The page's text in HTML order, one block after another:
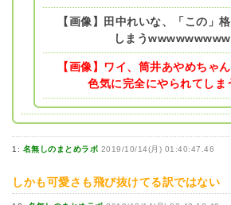
【画像】田中れいな、「この」
しまう
【画像】ワイ、筒井あやめちゃ
色気に完全にやられてし
1: 名無しのまとめラボ 2019/10/14(月) 01:40:47.46
しかも可愛さも飛び抜けてる訳ではない